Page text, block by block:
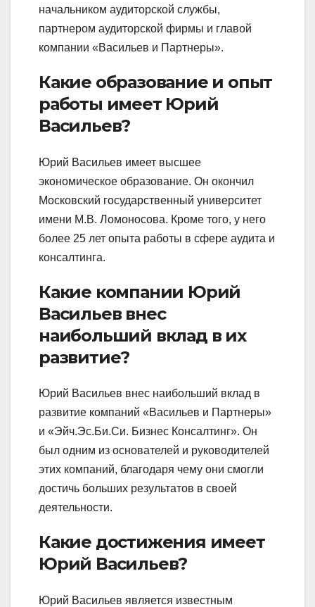
начальником аудиторской службы,
партнером аудиторской фирмы и главой
компании «Васильев и Партнеры».
Какие образование и опыт
работы имеет Юрий
Васильев?
Юрий Васильев имеет высшее
экономическое образование. Он окончил
Московский государственный университет
имени М.В. Ломоносова. Кроме того, у него
более 25 лет опыта работы в сфере аудита и
консалтинга.
Какие компании Юрий
Васильев внес
наибольший вклад в их
развитие?
Юрий Васильев внес наибольший вклад в
развитие компаний «Васильев и Партнеры»
и «Эйч.Эс.Би.Си. Бизнес Консалтинг». Он
был одним из основателей и руководителей
этих компаний, благодаря чему они смогли
достичь больших результатов в своей
деятельности.
Какие достижения имеет
Юрий Васильев?
Юрий Васильев является известным